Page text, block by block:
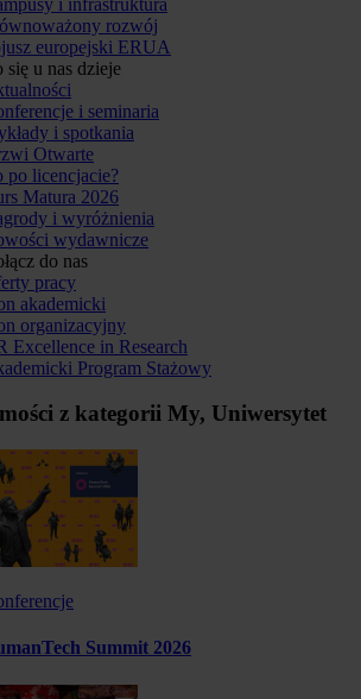
rozwój
europejski ERUA
się u nas dzieje
i seminaria
i spotkania
Otwarte
po licencjacie?
Matura 2026
i wyróżnienia
wydawnicze
do nas
pracy
akademicki
organizacyjny
Excellence in Research
Program Stażowy
z kategorii My, Uniwersytet
Summit 2026